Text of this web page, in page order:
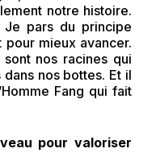
notre histoire.
pars du principe
pour mieux avancer.
nos racines qui
nos bottes. Et il
Fang qui fait
pour valoriser